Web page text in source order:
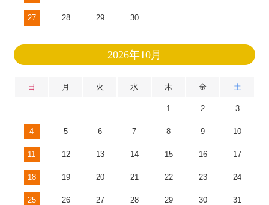
27 28 29 30
2026年10月
日 月 火 水 木 金 土
1 2 3
4 5 6 7 8 9 10
11 12 13 14 15 16 17
18 19 20 21 22 23 24
25 26 27 28 29 30 31